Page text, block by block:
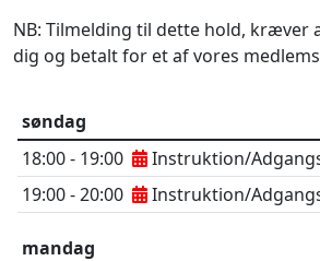
NB: Tilmelding til dette hold, kræver
dig og betalt for et af vores
søndag
18:00 - 19:00
Instruktion/
19:00 - 20:00
Instruktion/
mandag